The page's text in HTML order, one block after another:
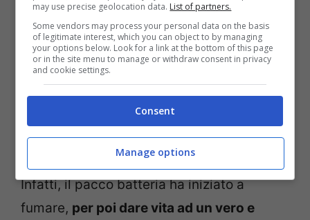
oggetto, e colui che era al volante ha
dunque deciso di fermarsi al lato della
strada. Poco dopo,
avvisare le autorità ed ha lasciato il
veicolo in sicurezza, e sono passati pochi
secondi prima che i guai seri iniziassero.
Infatti, il pacco batteria ha iniziato a
fumare, per poi dare vita ad un vero e
may use precise geolocation data. List of partners.
Some vendors may process your personal data on the basis
of legitimate interest, which you can object to by managing
your options below. Look for a link at the bottom of this page
or in the site menu to manage or withdraw consent in privacy
and cookie settings.
Consent
Manage options